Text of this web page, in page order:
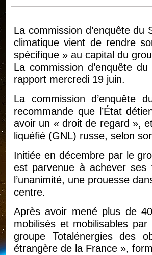
La commission d’enquête du
climatique vient de rendre
spécifique » au capital du
La commission d’enquête
rapport mercredi 19 juin.
La commission d’enquête
recommande que l’État
avoir un « droit de regard »,
liquéfié (GNL) russe, selon
Initiée en décembre par le
est parvenue à achever ses
l’unanimité, une prouesse
centre.
Après avoir mené plus de
mobilisés et mobilisables
groupe Totalénergies des
étrangère de la France »,